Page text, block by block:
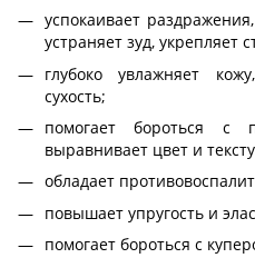
успокаивает
устраняет зуд, укрепляет
глубоко увлажняет
сухость;
помогает бороться с
выравнивает цвет и
обладает
повышает упругость и
помогает бороться с